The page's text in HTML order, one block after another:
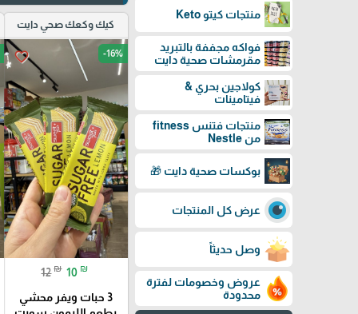
منتجات كيتو Keto
فواكه مجففة بالتبريد
مقرمشات صحية دايت
كولاجين بحري &
فيتامينات
منتجات فتنس fitness
من Nestle
بوكسات صحية دايت 🎁
عرض كل المنتجات
وصل حديثاً
عروض وخصومات لفترة
محدودة
كيك وكعك صحي دايت
favorite_border -16%
12 ₪ 10 ₪
3 حبات ويفر محشي